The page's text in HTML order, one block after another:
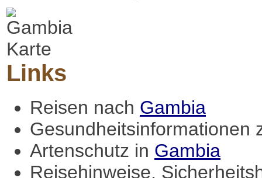
Links
Reisen nach Gambia
Gesundheitsinformationen
Artenschutz in Gambia
Reisehinweise,